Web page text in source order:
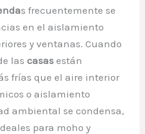
s frecuentemente se
en el aislamiento
y ventanas. Cuando
lascasas están
frías que el aire interior
o aislamiento
ambiental se condensa,
para moho y